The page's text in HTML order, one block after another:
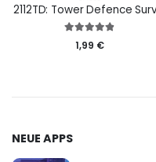
1,99 €
NEUE APPS